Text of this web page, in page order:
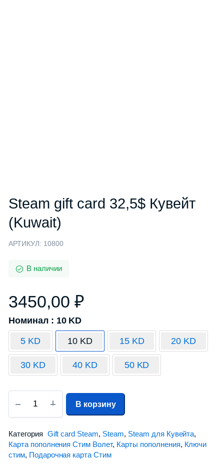
Steam gift card 32,5$ Кувейт
(Kuwait)
АРТИКУЛ: 10800
В наличии
3450,00 ₽
Номинал : 10 KD
5 KD 10 KD 15 KD 20 KD
30 KD 40 KD 50 KD
В корзину
Категория Gift card Steam, Steam, Steam для Кувейта,
Карта пополнения Стим Волет, Карты пополнения, Ключи
стим, Подарочная карта Стим